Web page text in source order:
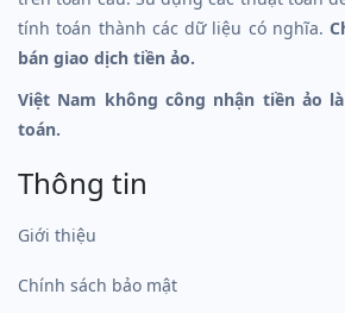
tính toán thành các dữ liệu có nghĩa.
bán giao dịch tiền ảo.
Việt Nam không công nhận tiền ảo
toán.
Thông tin
Giới thiệu
Chính sách bảo mật